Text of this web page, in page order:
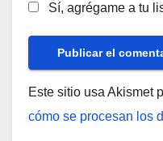
Sí, agrégame a tu
Este sitio usa Akismet
cómo se procesan los